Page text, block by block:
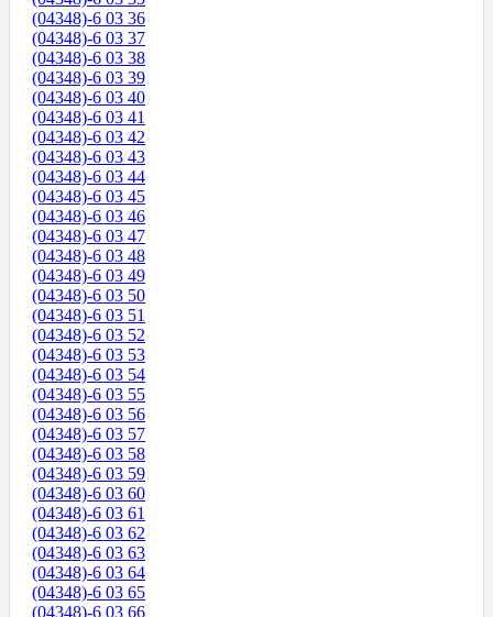
(04348)-6 03 36
(04348)-6 03 37
(04348)-6 03 38
(04348)-6 03 39
(04348)-6 03 40
(04348)-6 03 41
(04348)-6 03 42
(04348)-6 03 43
(04348)-6 03 44
(04348)-6 03 45
(04348)-6 03 46
(04348)-6 03 47
(04348)-6 03 48
(04348)-6 03 49
(04348)-6 03 50
(04348)-6 03 51
(04348)-6 03 52
(04348)-6 03 53
(04348)-6 03 54
(04348)-6 03 55
(04348)-6 03 56
(04348)-6 03 57
(04348)-6 03 58
(04348)-6 03 59
(04348)-6 03 60
(04348)-6 03 61
(04348)-6 03 62
(04348)-6 03 63
(04348)-6 03 64
(04348)-6 03 65
(04348)-6 03 66